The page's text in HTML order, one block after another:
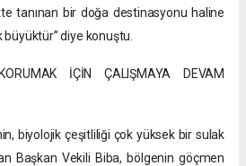
tanınan bir doğa destinasyonu haline
diye konuştu.
İÇİN ÇALIŞMAYA DEVAM
biyolojik çeşitliliği çok yüksek bir sulak
Başkan Vekili Biba, bölgenin göçmen